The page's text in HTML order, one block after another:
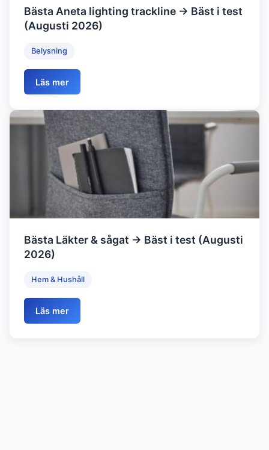
Bästa Aneta lighting trackline → Bäst i test
(Augusti 2026)
Belysning
Läs mer
Bästa Läkter & sågat → Bäst i test (Augusti
2026)
Hem & Hushåll
Läs mer